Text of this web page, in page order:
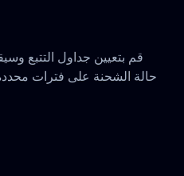
قم بتعيين جداول التتبع